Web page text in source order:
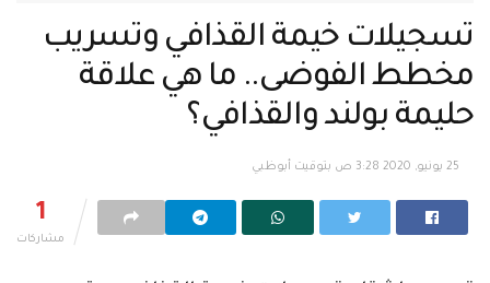
تسجيلات خيمة القذافي وتسريب
مخطط الفوضى.. ما هي علاقة
حليمة بولند والقذافي؟
25 يونيو, 2020 3:28 ص بتوقيت أبوظبي
1
مشاركات